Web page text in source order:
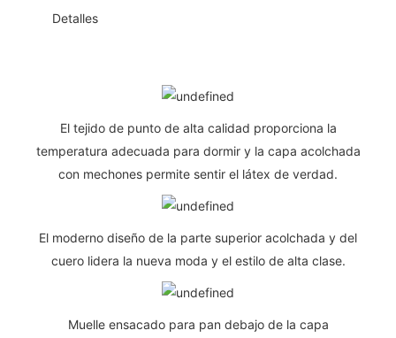
Detalles
El tejido de punto de alta calidad proporciona la
temperatura adecuada para dormir y la capa acolchada
con mechones permite sentir el látex de verdad.
El moderno diseño de la parte superior acolchada y del
cuero lidera la nueva moda y el estilo de alta clase.
Muelle ensacado para pan debajo de la capa